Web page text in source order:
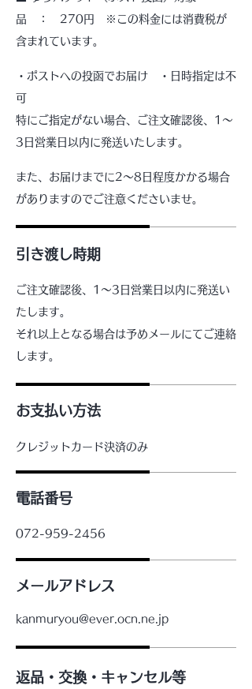
品 ： 270円 ※この料金には消費税が
含まれています。
・ポストへの投函でお届け ・日時指定は不
可
特にご指定がない場合、ご注文確認後、1～
3日営業日以内に発送いたします。
また、お届けまでに2～8日程度かかる場合
がありますのでご注意くださいませ。
引き渡し時期
ご注文確認後、1～3日営業日以内に発送い
たします。
それ以上となる場合は予めメールにてご連絡
します。
お支払い方法
クレジットカード決済のみ
電話番号
072-959-2456
メールアドレス
kanmuryou@ever.ocn.ne.jp
返品・交換・キャンセル等